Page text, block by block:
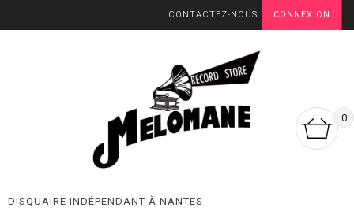
CONNEXION
CONTACTEZ-NOUS
0
DISQUAIRE INDÉPENDANT À NANTES